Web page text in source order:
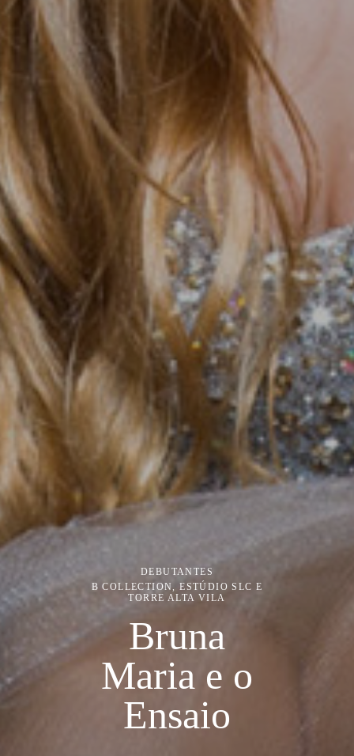
DEBUTANTES
B COLLECTION, ESTÚDIO SLC E
TORRE ALTA VILA
Bruna
Maria e o
Ensaio